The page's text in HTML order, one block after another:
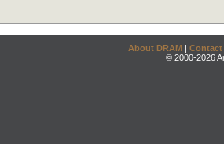
About DRAM | Contact
© 2000-2026